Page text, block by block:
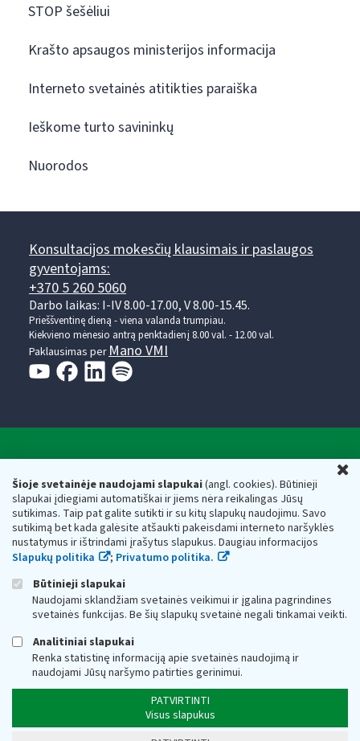
Šioje svetainėje naudojami slapukai(angl. cookies). Būtinieji
slapukai įdiegiami automatiškai ir jiems nėra reikalingas Jūsų
sutikimas. Taip pat galite sutikti ir su kitų slapukų naudojimu. Savo
sutikimą bet kada galėsite atšaukti pakeisdami interneto naršyklės
nustatymus ir ištrindami įrašytus slapukus. Daugiau informacijos
Slapukų politika
; Privatumo politika.
Būtinieji slapukai
Naudojami sklandžiam svetainės veikimui ir įgalina pagrindines
svetainės funkcijas. Be šių slapukų svetainė negali tinkamai veikti.
Analitiniai slapukai
Renka statistinę informaciją apie svetainės naudojimą ir
naudojami Jūsų naršymo patirties gerinimui.
PATVIRTINTI
Visus slapukus
STOP šešėliui
Krašto apsaugos ministerijos informacija
Interneto svetainės atitikties paraiška
Ieškome turto savininkų
Nuorodos
Konsultacijos mokesčių klausimais ir paslaugos
gyventojams:
+370 5 260 5060
Darbo laikas: I-IV 8.00-17.00, V 8.00-15.45.
Prieššventinę dieną - viena valanda trumpiau.
Kiekvieno mėnesio antrą penktadienį 8.00 val. - 12.00 val.
Paklausimas per Mano VMI
Respublikos finansų ministerijos
Biudžetinė įstaiga. Juridinio asmens kodas — 188659752,
adresas: Vasario 16-osios g. 14, 01107 Vilnius, Lietuva, el.paštas:
vmi@vmi.lt, E. pristatymo dėžutės adresas 188659752
Duomenys apie Valstybinę mokesčių inspekciją prie Lietuvos
Respublikos finansų ministerijos kaupiami ir saugomi Juridinių